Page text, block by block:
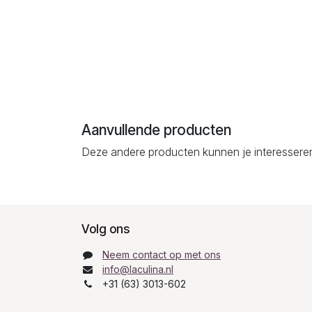
Aanvullende producten
Deze andere producten kunnen je
Volg ons
Neem contact op met ons
info@laculina.nl
+31 (63) 3013-602